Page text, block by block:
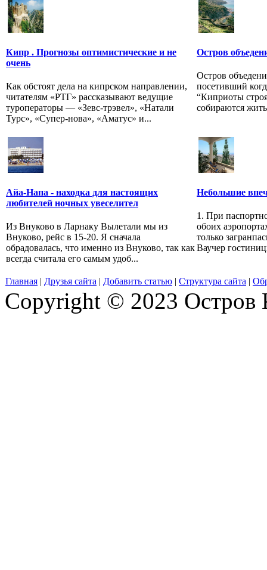
Кипр . Прогнозы оптимистические и не
очень
Как обстоят дела на кипрском направлении,
читателям «РТГ» рассказывают ведущие
туроператоры — «Зевс-трэвел», «Натали
Турс», «Супер-нова», «Аматус» и...
Остров
Остров
посетивший
“Киприоты
собираются
Айа-Напа - находка для настоящих
любителей ночных увеселител
Из Внуково в Ларнаку Вылетали мы из
Внуково, рейс в 15-20. Я сначала
обрадовалась, что именно из Внуково, так как
всегда считала его самым удоб...
Небольшие
1. При
обоих
только
Ваучер
Главная | Друзья сайта | Добавить статью | Структура сайта |
Copyright © 2023 Остров